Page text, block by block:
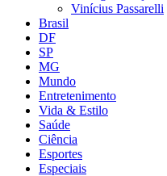
Vinícius Passarelli
Brasil
DF
SP
MG
Mundo
Entretenimento
Vida & Estilo
Saúde
Ciência
Esportes
Especiais